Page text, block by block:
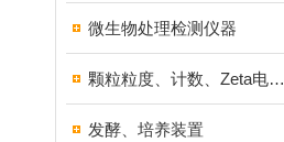
微生物处理检测仪器
颗粒粒度、计数、Zeta电位分析仪器
发酵、培养装置